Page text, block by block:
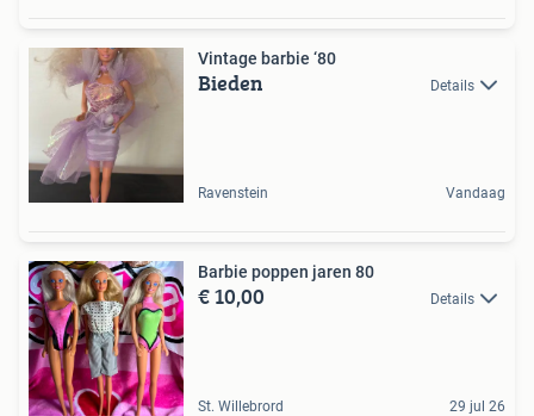
Vintage barbie ‘80
Bieden Details
Ravenstein Vandaag
Barbie poppen jaren 80
€ 10,00 Details
St. Willebrord 29 jul 26